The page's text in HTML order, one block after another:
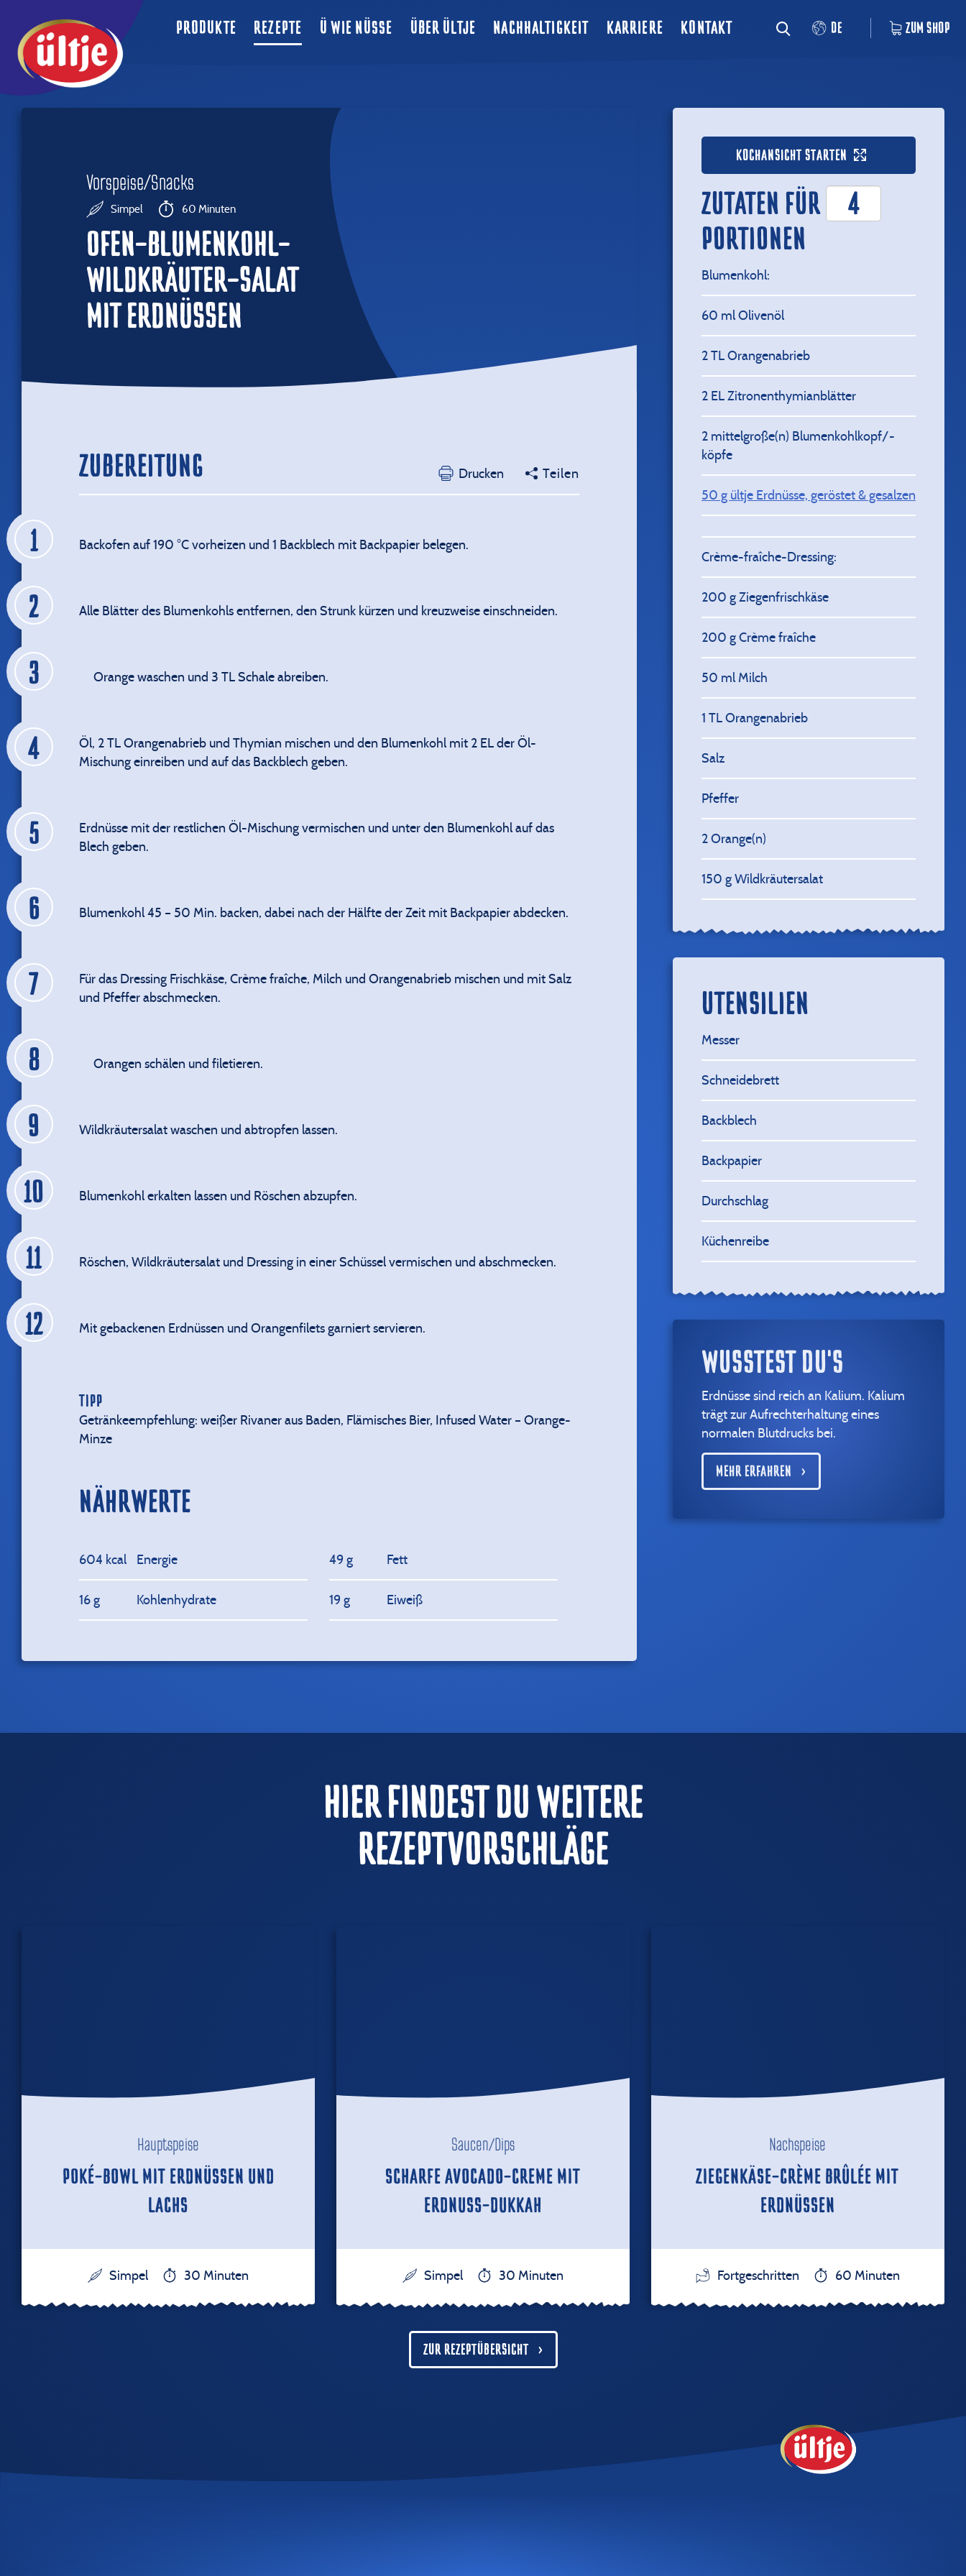
PRODUKTE REZEPTE Ü WIE NÜSSE ÜBER ÜLTJE NACHHALTIGKEIT KARRIERE KONTAKT DE ZUM SHOP
Vorspeise/Snacks
Simpel 60 Minuten
OFEN-BLUMENKOHL-
WILDKRÄUTER-SALAT
MIT ERDNÜSSEN
ZUBEREITUNG Drucken Teilen
Backofen auf 190 °C vorheizen und 1 Backblech mit Backpapier belegen.
Alle Blätter des Blumenkohls entfernen, den Strunk kürzen und kreuzweise einschneiden.
Orange waschen und 3 TL Schale abreiben.
Öl, 2 TL Orangenabrieb und Thymian mischen und den Blumenkohl mit 2 EL der Öl-
Mischung einreiben und auf das Backblech geben.
Erdnüsse mit der restlichen Öl-Mischung vermischen und unter den Blumenkohl auf das
Blech geben.
Blumenkohl 45 – 50 Min. backen, dabei nach der Hälfte der Zeit mit Backpapier abdecken.
Für das Dressing Frischkäse, Crème fraîche, Milch und Orangenabrieb mischen und mit Salz
und Pfeffer abschmecken.
Orangen schälen und filetieren.
Wildkräutersalat waschen und abtropfen lassen.
Blumenkohl erkalten lassen und Röschen abzupfen.
Röschen, Wildkräutersalat und Dressing in einer Schüssel vermischen und abschmecken.
Mit gebackenen Erdnüssen und Orangenfilets garniert servieren.
TIPP
Getränkeempfehlung: weißer Rivaner aus Baden, Flämisches Bier, Infused Water – Orange-
Minze
NÄHRWERTE
604 kcal Energie 49 g Fett
16 g Kohlenhydrate 19 g Eiweiß
KOCHANSICHT STARTEN
ZUTATEN FÜR
PORTIONEN
Blumenkohl:
60 ml Olivenöl
2TL Orangenabrieb
2 EL Zitronenthymianblätter
2 mittelgroße(n) Blumenkohlkopf/-
köpfe
50 g ültje Erdnüsse, geröstet & gesalzen
Crème-fraîche-Dressing:
200 g Ziegenfrischkäse
200 g Crème fraîche
50 ml Milch
1 TL Orangenabrieb
Salz
Pfeffer
2Orange(n)
150 g Wildkräutersalat
UTENSILIEN
Messer
Schneidebrett
Backblech
Backpapier
Durchschlag
Küchenreibe
WUSSTEST DU'S
Erdnüsse sind reich an Kalium. Kalium
trägt zur Aufrechterhaltung eines
normalen Blutdrucks bei.
MEHR ERFAHREN
HIER FINDEST DU WEITERE
REZEPTVORSCHLÄGE
Hauptspeise
POKÉ-BOWL MIT ERDNÜSSEN UND
LACHS
Simpel 30 Minuten
Saucen/Dips
SCHARFE AVOCADO-CREME MIT
ERDNUSS-DUKKAH
Simpel 30 Minuten
Nachspeise
ZIEGENKÄSE-CRÈME BRÛLÉE MIT
ERDNÜSSEN
Fortgeschritten 60 Minuten
ZUR REZEPTÜBERSICHT